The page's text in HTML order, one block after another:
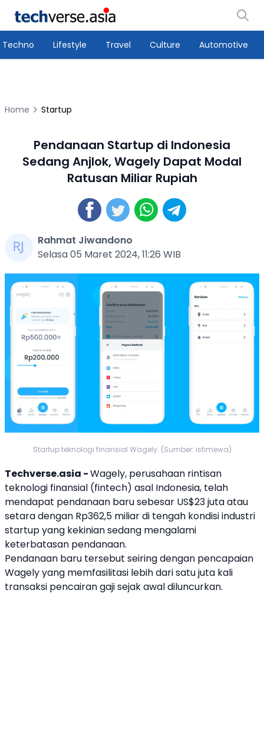
Techno Lifestyle Travel Culture Automotive
Home Startup
Pendanaan Startup di Indonesia
Sedang Anjlok, Wagely Dapat Modal
Ratusan Miliar Rupiah
Rahmat Jiwandono
Selasa 05 Maret 2024, 11:26 WIB
Startup teknologi finansial Wagely. (Sumber: istimewa)
Techverse.asia -Wagely, perusahaan rintisan
teknologi finansial (fintech) asal Indonesia, telah
mendapat pendanaan baru sebesar US$23 juta atau
setara dengan Rp362,5 miliar di tengah kondisi industri
startupyang kekinian sedang mengalami
keterbatasan pendanaan.
Pendanaan baru tersebut seiring dengan pencapaian
Wagelyyang memfasilitasi lebih dari satu juta kali
transaksi pencairan gaji sejak awal diluncurkan.